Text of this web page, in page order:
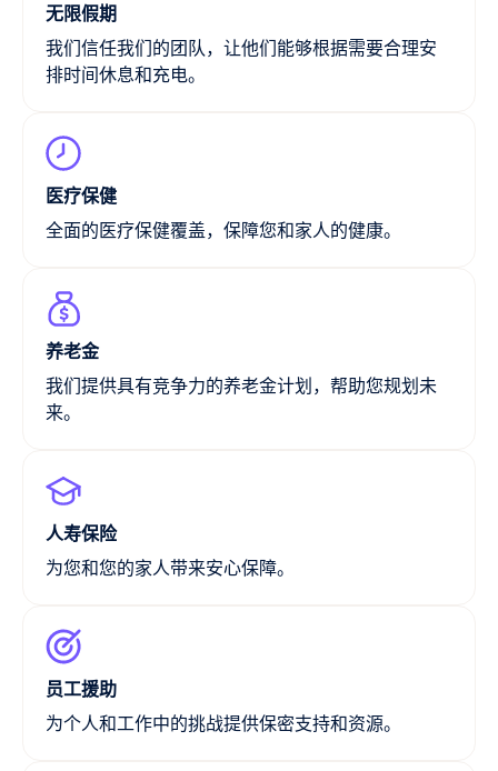
无限假期
我们信任我们的团队，让他们能够根据需要合理安
排时间休息和充电。
医疗保健
全面的医疗保健覆盖，保障您和家人的健康。
养老金
我们提供具有竞争力的养老金计划，帮助您规划未
来。
人寿保险
为您和您的家人带来安心保障。
员工援助
为个人和工作中的挑战提供保密支持和资源。